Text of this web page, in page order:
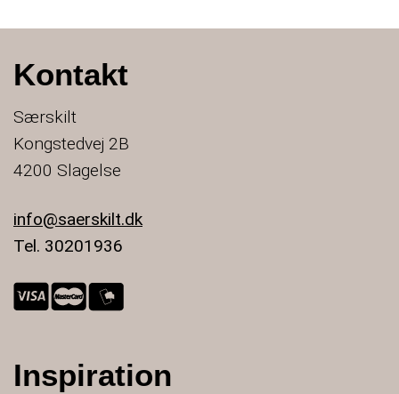
Kontakt
Særskilt
Kongstedvej 2B
4200 Slagelse
info@saerskilt.dk
Tel. 30201936
Inspiration